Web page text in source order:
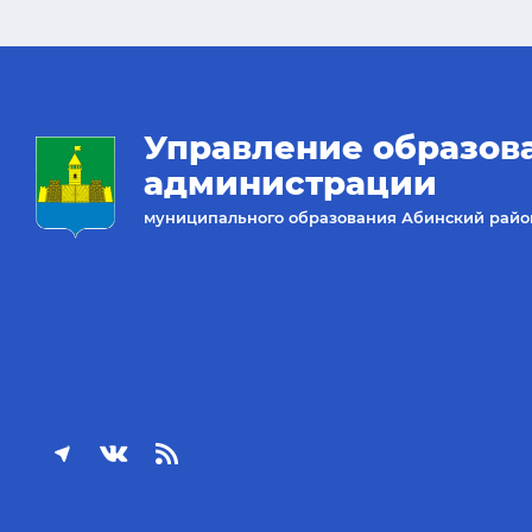
Управление
администрации
муниципального образования Абинский